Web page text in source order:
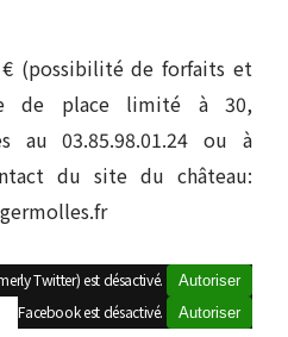
€ (possibilité de forfaits et
de place limité à 30,
au 03.85.98.01.24 ou à
du site du château:
Twitter) est désactivé. Autoriser
Facebook est désactivé. Autoriser